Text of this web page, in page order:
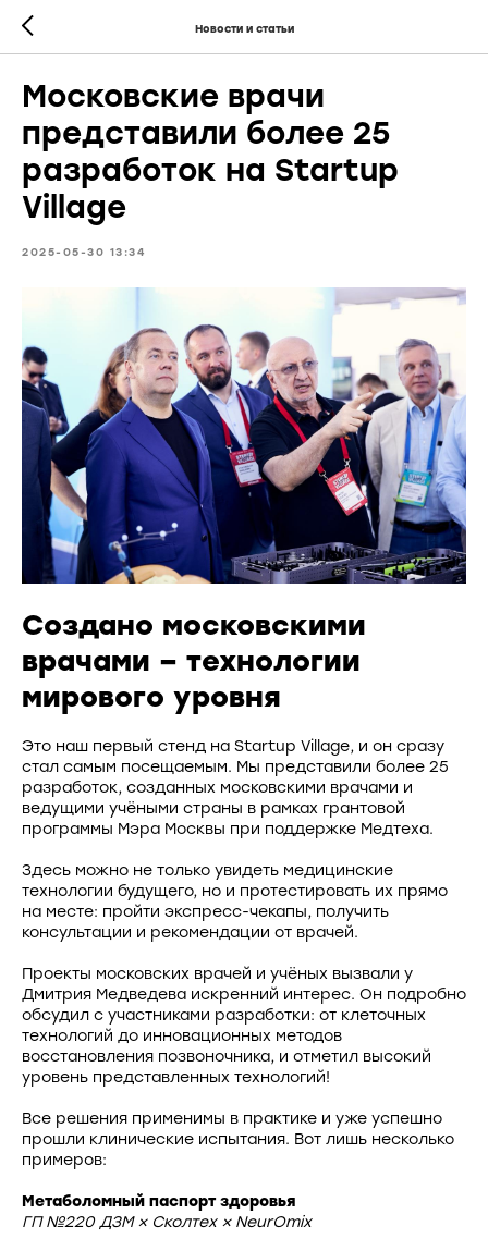
Новости и статьи
Московские врачи
представили более 25
разработок на Startup
Village
2025-05-30 13:34
Создано московскими
врачами – технологии
мирового уровня
Это наш первый стенд на Startup Village, и он сразу
стал самым посещаемым. Мы представили более 25
разработок, созданных московскими врачами и
ведущими учёными страны в рамках грантовой
программы Мэра Москвы при поддержке Медтеха.
Здесь можно не только увидеть медицинские
технологии будущего, но и протестировать их прямо
на месте: пройти экспресс-чекапы, получить
консультации и рекомендации от врачей.
Проекты московских врачей и учёных вызвали у
Дмитрия Медведева искренний интерес. Он подробно
обсудил с участниками разработки: от клеточных
технологий до инновационных методов
восстановления позвоночника, и отметил высокий
уровень представленных технологий!
Все решения применимы в практике и уже успешно
прошли клинические испытания. Вот лишь несколько
примеров:
Метаболомный паспорт здоровья
ГП №220 ДЗМ × Сколтех × NeurOmix